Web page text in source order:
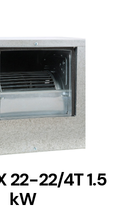
DETAILS
22-22/4T 1.5
kW